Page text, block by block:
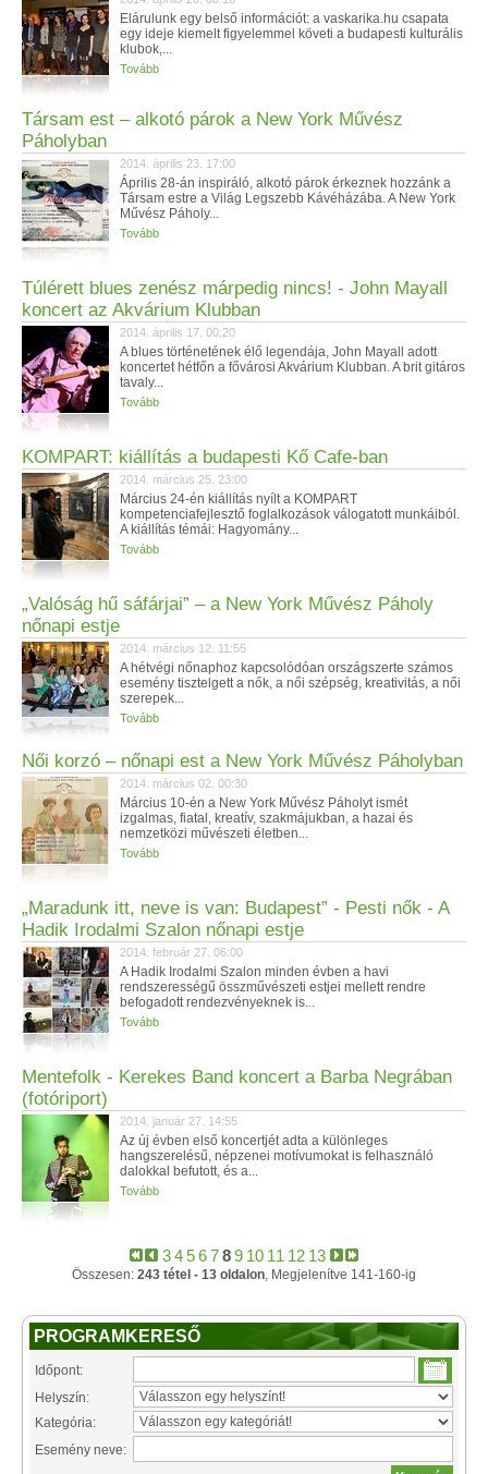
Elárulunk egy belső információt: a vaskarika.hu csapata
egy ideje kiemelt figyelemmel követi a budapesti kulturális
klubok,...
Tovább
Társam est – alkotó párok a New York Művész
Páholyban
2014. április 23. 17:00
Április 28-án inspiráló, alkotó párok érkeznek hozzánk a
Társam estre a Világ Legszebb Kávéházába. A New York
Művész Páholy...
Tovább
Túlérett blues zenész márpedig nincs! - John Mayall
koncert az Akvárium Klubban
2014. április 17. 00:20
A blues történetének élő legendája, John Mayall adott
koncertet hétfőn a fővárosi Akvárium Klubban. A brit gitáros
tavaly...
Tovább
KOMPART: kiállítás a budapesti Kő Cafe-ban
2014. március 25. 23:00
Március 24-én kiállítás nyílt a KOMPART
kompetenciafejlesztő foglalkozások válogatott munkáiból.
A kiállítás témái: Hagyomány...
Tovább
„Valóság hű sáfárjai” – a New York Művész Páholy
nőnapi estje
2014. március 12. 11:55
A hétvégi nőnaphoz kapcsolódóan országszerte számos
esemény tisztelgett a nők, a női szépség, kreativitás, a női
szerepek...
Tovább
Női korzó – nőnapi est a New York Művész Páholyban
2014. március 02. 00:30
Március 10-én a New York Művész Páholyt ismét
izgalmas, fiatal, kreatív, szakmájukban, a hazai és
nemzetközi művészeti életben...
Tovább
„Maradunk itt, neve is van: Budapest” - Pesti nők - A
Hadik Irodalmi Szalon nőnapi estje
2014. február 27. 06:00
A Hadik Irodalmi Szalon minden évben a havi
rendszerességű összművészeti estjei mellett rendre
befogadott rendezvényeknek is...
Tovább
Mentefolk - Kerekes Band koncert a Barba Negrában
(fotóriport)
2014. január 27. 14:55
Az új évben első koncertjét adta a különleges
hangszerelésű, népzenei motívumokat is felhasználó
dalokkal befutott, és a...
Tovább
3456789 10 11 12 13
Összesen: 243 tétel - 13 oldalon, Megjelenítve 141-160-ig
PROGRAMKERESŐ
Időpont:
Helyszín:
Kategória:
Esemény neve: